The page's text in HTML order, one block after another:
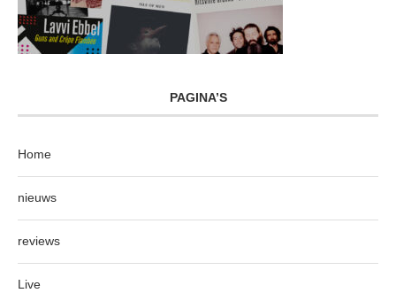
PAGINA’S
Home
nieuws
reviews
Live